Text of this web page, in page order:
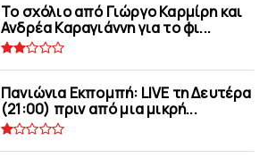
Το σχόλιο από Γιώργο Καρμίρη και
Ανδρέα Καραγιάννη για το φι...
Πανιώνια Εκπομπή: LIVE τη Δευτέρα
(21:00) πριν από μια μικρή...